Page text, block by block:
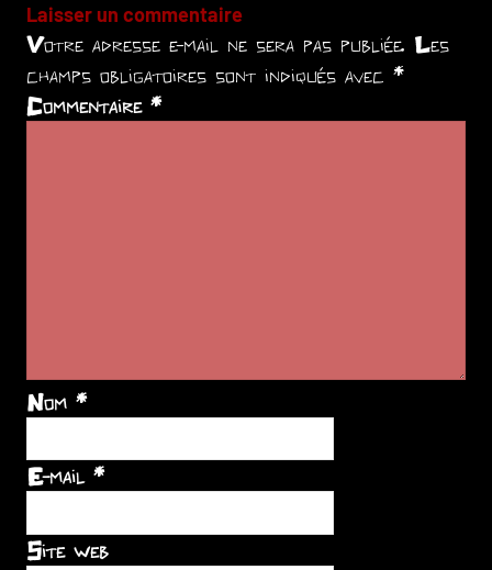
Laisser un commentaire
Votre adresse e-mail ne sera pas publiée. Les
champs obligatoires sont indiqués avec *
Commentaire *
Nom *
E-mail *
Site web